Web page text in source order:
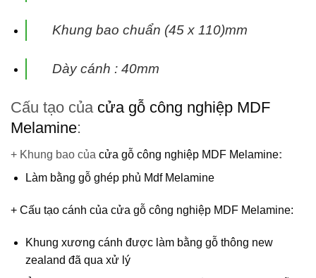
Khung bao chuẩn (45 x 110)mm
Dày cánh : 40mm
Cấu tạo của cửa gỗ công nghiệp MDF
Melamine:
+ Khung bao của cửa gỗ công nghiệp MDF Melamine:
Làm bằng gỗ ghép phủ Mdf Melamine
+ Cấu tạo cánh của cửa gỗ công nghiệp MDF Melamine:
Khung xương cánh được làm bằng gỗ thông new
zealand đã qua xử lý